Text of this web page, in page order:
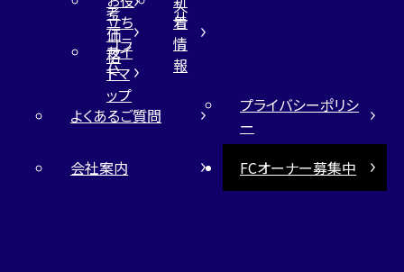
考
価
格
介
立ち
コラ
ム
着
情
報
サイ
トマ
ップ
よくあるご質問
プライバシーポリシ
ー
会社案内
FCオーナー募集中